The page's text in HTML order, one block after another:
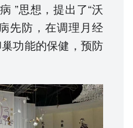
”思想，提出了“沃
先防，在调理月经
功能的保健，预防